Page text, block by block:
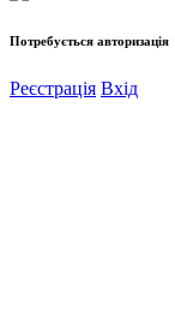
Потребується авторизація
Реєстрація Вхід